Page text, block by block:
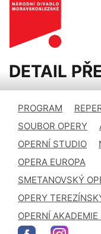
DETAIL
PROGRAM
SOUBOR OPERY
OPERNÍ STUDIO
OPERA EUROPA
SMETANOVSKÝ
OPERY
OPERNÍ AKADEMIE